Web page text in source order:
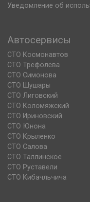
Уведомление об
Автосервисы
СТО Космонавтов
СТО Трефолева
СТО Симонова
СТО Шушары
СТО Лиговский
СТО Коломяжский
СТО Ириновский
СТО Юнона
СТО Крыленко
СТО Салова
СТО Таллинское
СТО Руставели
СТО Кибачльчича